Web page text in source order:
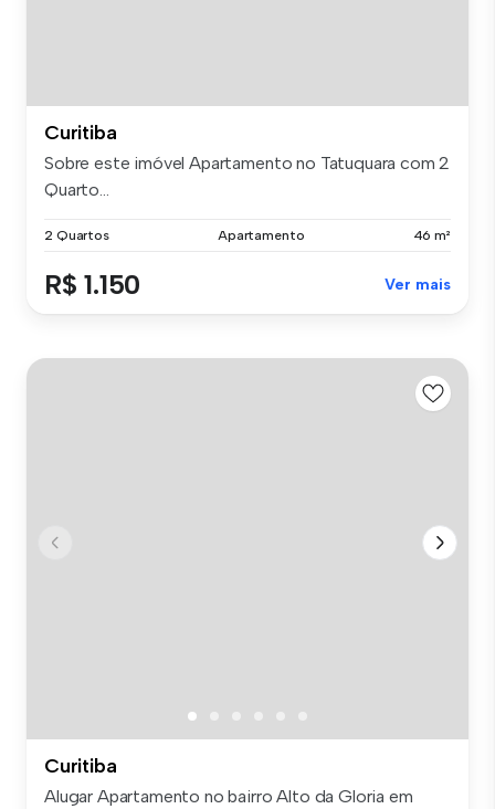
Curitiba
Sobre este imóvel Apartamento no Tatuquara com 2
Quarto...
2 Quartos Apartamento 46 m²
R$ 1.150 Ver mais
Curitiba
Alugar Apartamento no bairro Alto da Gloria em